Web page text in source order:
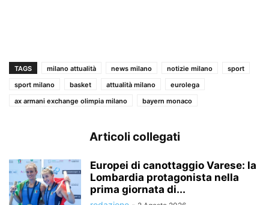
TAGS milano attualità news milano notizie milano
sport
sport milano
basket attualità milano
eurolega
ax armani exchange olimpia milano
bayern monaco
Articoli collegati
Europei di canottaggio Varese: la
Lombardia protagonista nella
prima giornata di...